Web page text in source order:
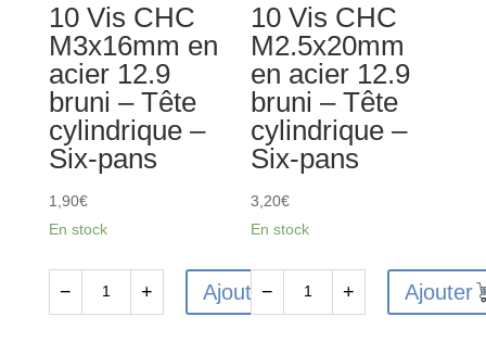
Tête
fraisée
-
Six-
pans
Tête
cylindrique
-
Six-
pans
10 Vis CHC
M3x16mm en
acier 12.9
bruni – Tête
cylindrique –
Six-pans
1,90€
En stock
− + Ajouter
10 Vis CHC
M2.5x20mm
en acier 12.9
bruni – Tête
cylindrique –
Six-pans
3,20€
En stock
− + Ajouter